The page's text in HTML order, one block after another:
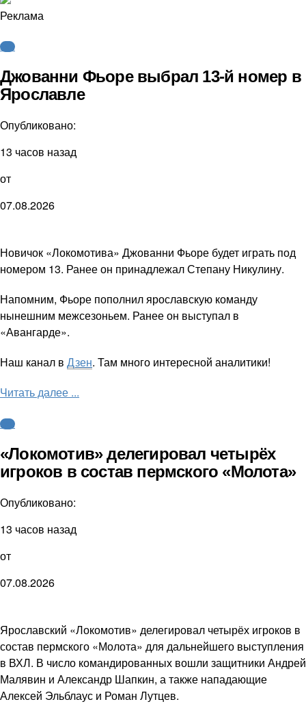
Реклама
КХЛ
Джованни Фьоре выбрал 13-й номер в
Ярославле
Опубликовано:
13 часов назад
от
07.08.2026
Новичок «Локомотива» Джованни Фьоре будет играть под
номером 13. Ранее он принадлежал Степану Никулину.
Напомним, Фьоре пополнил ярославскую команду
нынешним межсезоньем. Ранее он выступал в
«Авангарде».
Наш канал в Дзен. Там много интересной аналитики!
Читать далее ...
КХЛ
«Локомотив» делегировал четырёх
игроков в состав пермского «Молота»
Опубликовано:
13 часов назад
от
07.08.2026
Ярославский «Локомотив» делегировал четырёх игроков в
состав пермского «Молота» для дальнейшего выступления
в ВХЛ. В число командированных вошли защитники Андрей
Малявин и Александр Шапкин, а также нападающие
Алексей Эльблаус и Роман Лутцев.